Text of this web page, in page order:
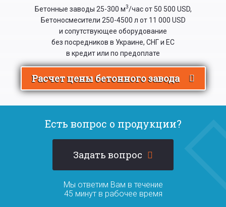
Бетонные заводы 25-300 м3/час от 50 500 USD,
Бетоносмесители 250-4500 л от 11 000 USD
и сопутствующее оборудование
без посредников в Украине, СНГ и ЕС
в кредит или по предоплате
Расчет цены бетонного завода
Есть вопрос о продукции?
Задать вопрос
Мы ответим Вам в течение
45 минут в рабочее время